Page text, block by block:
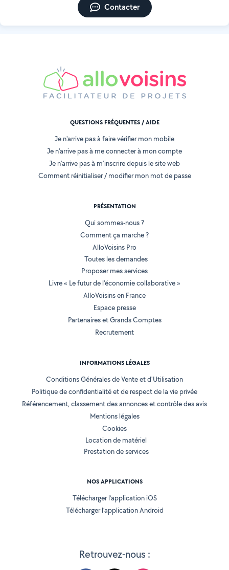
Contacter
Retrouvez-nous :
QUESTIONS FRÉQUENTES / AIDE
Je n'arrive pas à faire vérifier mon mobile
Je n'arrive pas à me connecter à mon compte
Je n'arrive pas à m'inscrire depuis le site web
Comment réinitialiser / modifier mon mot de passe
PRÉSENTATION
Qui sommes-nous ?
Comment ça marche ?
AlloVoisins Pro
Toutes les demandes
Proposer mes services
Livre « Le futur de l'économie collaborative »
AlloVoisins en France
Espace presse
Partenaires et Grands Comptes
Recrutement
INFORMATIONS LÉGALES
Conditions Générales de Vente et d'Utilisation
Politique de confidentialité et de respect de la vie privée
Référencement, classement des annonces et contrôle des avis
Mentions légales
Cookies
Location de matériel
Prestation de services
NOS APPLICATIONS
Télécharger l’application iOS
Télécharger l’application Android